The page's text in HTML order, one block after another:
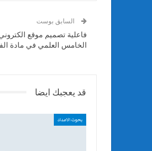
السابق بوست
الخامس العلمي في مادة
قد يعجبك ايضا
بحوث الاعداد